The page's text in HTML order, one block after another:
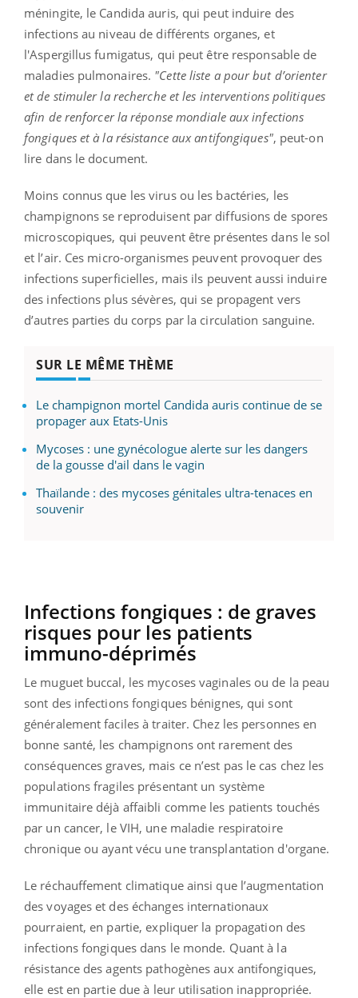
méningite, le Candida auris, qui peut induire des
infections au niveau de différents organes, et
l'Aspergillus fumigatus, qui peut être responsable de
maladies pulmonaires. "Cette liste a pour but d’orienter
et de stimuler la recherche et les interventions politiques
afin de renforcer la réponse mondiale aux infections
fongiques et à la résistance aux antifongiques", peut-on
lire dans le document.
Moins connus que les virus ou les bactéries, les
champignons se reproduisent par diffusions de spores
microscopiques, qui peuvent être présentes dans le sol
et l’air. Ces micro-organismes peuvent provoquer des
infections superficielles, mais ils peuvent aussi induire
des infections plus sévères, qui se propagent vers
d’autres parties du corps par la circulation sanguine.
SUR LE MÊME THÈME
Le champignon mortel Candida auris continue de se
propager aux Etats-Unis
Mycoses : une gynécologue alerte sur les dangers
de la gousse d'ail dans le vagin
Thaïlande : des mycoses génitales ultra-tenaces en
souvenir
Infections fongiques : de graves
risques pour les patients
immuno-déprimés
Le muguet buccal, les mycoses vaginales ou de la peau
sont des infections fongiques bénignes, qui sont
généralement faciles à traiter. Chez les personnes en
bonne santé, les champignons ont rarement des
conséquences graves, mais ce n’est pas le cas chez les
populations fragiles présentant un système
immunitaire déjà affaibli comme les patients touchés
par un cancer, le VIH, une maladie respiratoire
chronique ou ayant vécu une transplantation d'organe.
Le réchauffement climatique ainsi que l’augmentation
des voyages et des échanges internationaux
pourraient, en partie, expliquer la propagation des
infections fongiques dans le monde. Quant à la
résistance des agents pathogènes aux antifongiques,
elle est en partie due à leur utilisation inappropriée.